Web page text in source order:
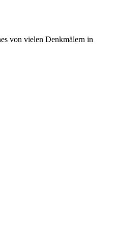
von vielen Denkmälern in